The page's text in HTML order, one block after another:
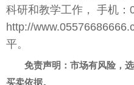
科研和教学工作， 手机：
http://
平。
免责声明：市场有风险，
买卖依据。